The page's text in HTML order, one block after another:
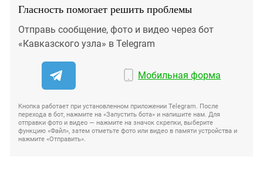
Гласность помогает решить проблемы
Отправь сообщение, фото и видео через бот
«Кавказского узла» в Telegram
Мобильная форма
Кнопка работает при установленном приложении Telegram. После
перехода в бот, нажмите на «Запустить бота» и напишите нам. Для
отправки фото и видео — нажмите на значок скрепки, выберите
функцию «Файл», затем отметьте фото или видео в памяти устройства и
нажмите «Отправить».